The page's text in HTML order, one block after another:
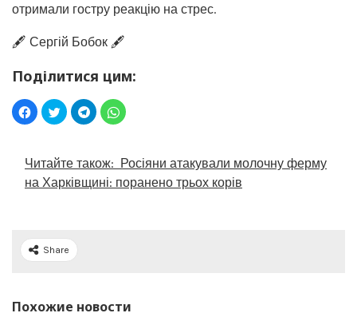
отримали гостру реакцію на стрес.
🖋️ Сергій Бобок 🖋️
Поділитися цим:
Читайте також: Росіяни атакували молочну ферму
на Харківщині: поранено трьох корів
Share
Похожие новости